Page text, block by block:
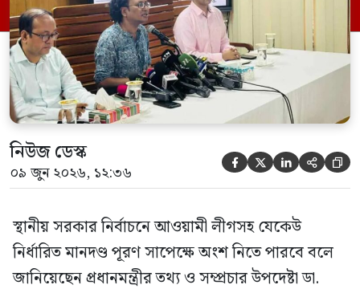
নিউজ ডেস্ক
০৯ জুন ২০২৬, ১২:৩৬     
স্থানীয় সরকার নির্বাচনে আওয়ামী লীগসহ যেকেউ
নির্ধারিত মানদণ্ড পূরণ সাপেক্ষে অংশ নিতে পারবে বলে
জানিয়েছেন প্রধানমন্ত্রীর তথ্য ও সম্প্রচার উপদেষ্টা ডা.